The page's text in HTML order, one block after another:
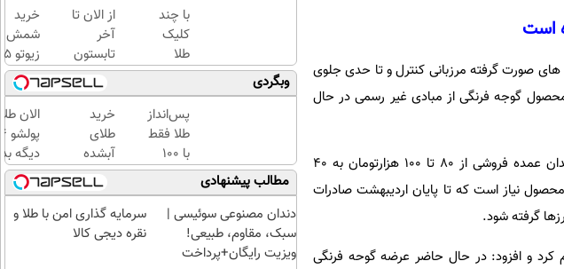
است
های صورت گرفته مرزبانی کنترل و تا حدی جلوی
گوجه فرنگی از مبادی غیر رسمی در حال
وی از کاهش قیمت گوجه فرنگی خبر داد و گفت: قیمت گوجه فرنگی در میدان عمده فروشی از ۸۰ تا ۱۰۰ هزارتومان به ۴۰
نیاز است که تا پایان اردیبهشت صادرات
گرفته شود.
فرنگی در میدان را ۲۵ تا ۵۵ هزارتومان اعلام کرد و افزود: در حال حاضر عرضه گوحه فرنگی
با چند
کلیک
طلا
بخرید...
(ثبت‌نام
کن |
خرید
کن |
هدیه
بگیر)
از الان تا
آخر
تابستون
حداقل
12کیلو
چربی
میسوزونی
🧨
خرید
شمش
گرمی
عیار
| ضد
جعل و
پلمپ
وبگردی
پس‌انداز
طلا فقط
با ۱۰۰
هزارتومان
(امن و
راحت)
خرید
طلای
آبشده
حتی با
۱۰۰هزارتومان
الان
دیگه
طلا با
بی‌بهره
مطالب پیشنهادی
دندان مصنوعی سوئیسی |
سبک، مقاوم، طبیعی!
ویزیت رایگان+پرداخت
سرمایه گذاری امن با طلا و
نقره دیجی کالا